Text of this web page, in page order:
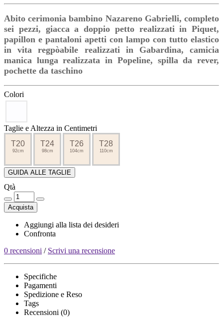
Abito cerimonia bambino Nazareno Gabrielli, completo
sei pezzi, giacca a doppio petto realizzati in Piquet,
papillon e pantaloni apetti con lampo con tutto elastico
in vita regpòabile realizzati in Gabardina, camicia
manica lunga realizzata in Popeline, spilla da rever,
pochette da taschino
Colori
Taglie e Altezza in Centimetri
T20
92cm
T24
98cm
T26
104cm
T28
110cm
GUIDA ALLE TAGLIE
Qtà
Acquista
Aggiungi alla lista dei desideri
Confronta
0 recensioni / Scrivi una recensione
Specifiche
Pagamenti
Spedizione e Reso
Tags
Recensioni (0)